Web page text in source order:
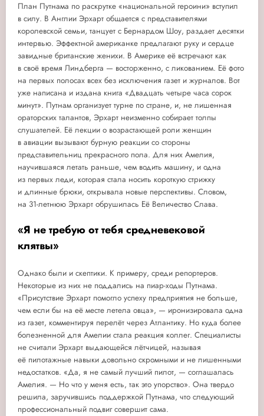
План Путнама по раскрутке «национальной героини» вступил
в силу. В Англии Эрхарт общается с представителями
королевской семьи, танцует с Бернардом Шоу, раздает десятки
интервью. Эффектной американке предлагают руку и сердце
завидные британские женихи. В Америке её встречают как
в своё время Линдберга — восторженно, с ликованием. Её фото
на первых полосах всех без исключения газет и журналов. Вот
уже написана и издана книга «Двадцать четыре часа сорок
минут». Путнам организует турне по стране, и, не лишенная
ораторских талантов, Эрхарт неизменно собирает толпы
слушателей. Её лекции о возрастающей роли женщин
в авиации вызывают бурную реакции со стороны
представительниц прекрасного пола. Для них Амелия,
научившаяся летать раньше, чем водить машину, и одна
из первых леди, которая стала носить короткую стрижку
и длинные брюки, открывала новые перспективы. Словом,
на 31-летнюю Эрхарт обрушилась Её Величество Слава.
«Я не требую от тебя средневековой
клятвы»
Однако были и скептики. К примеру, среди репортеров.
Некоторые из них не поддались на пиар-ходы Путнама.
«Присутствие Эрхарт помогло успеху предприятия не больше,
чем если бы на её месте летела овца», — иронизировала одна
из газет, комментируя перелёт через Атлантику. Но куда более
болезненной для Амелии стала реакция коллег. Специалисты
не считали Эрхарт выдающейся лётчицей, называя
её пилотажные навыки довольно скромными и не лишенными
недостатков. «Да, я не самый лучший пилот, — соглашалась
Амелия. — Но что у меня есть, так это упорство». Она твердо
решила, заручившись поддержкой Путнама, что следующий
профессиональный подвиг совершит сама.